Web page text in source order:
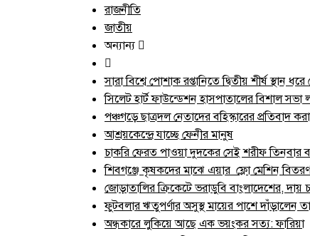
রাজনীতি
জাতীয়
অন্যান্য
সারা বিশ্বে পোশাক রপ্তানিতে দ্বিতীয় শীর্ষ স্থান
সিলেট হার্ট ফাউন্ডেশন হাসপাতালের বিশাল সভা
পঞ্চগড়ে ছাত্রদল নেতাদের বহিস্কারের প্রতিবাদ
আশ্রয়কেন্দ্রে যাচ্ছে ফেনীর মানুষ
চাকরি ফেরত পাওয়া দুদকের সেই শরীফ তিনবার
শিবগঞ্জে কৃষকদের মাঝে এয়ার ফ্লো মেশিন
জোড়াতালির ক্রিকেটে ভরাডুবি বাংলাদেশের, দায়
ফুটবলার ঋতুপর্ণার অসুস্থ মায়ের পাশে দাঁড়ালেন
অন্ধকারে লুকিয়ে আছে এক ভয়ংকর সত্য: ফারিয়া